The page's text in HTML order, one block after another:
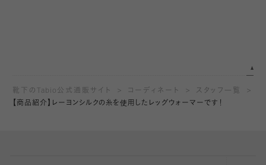
靴下のTabio公式通販サイト コーディネート
スタッフ一覧
【商品紹介】レーヨンシルクの糸を使用したレッグウォーマーです！